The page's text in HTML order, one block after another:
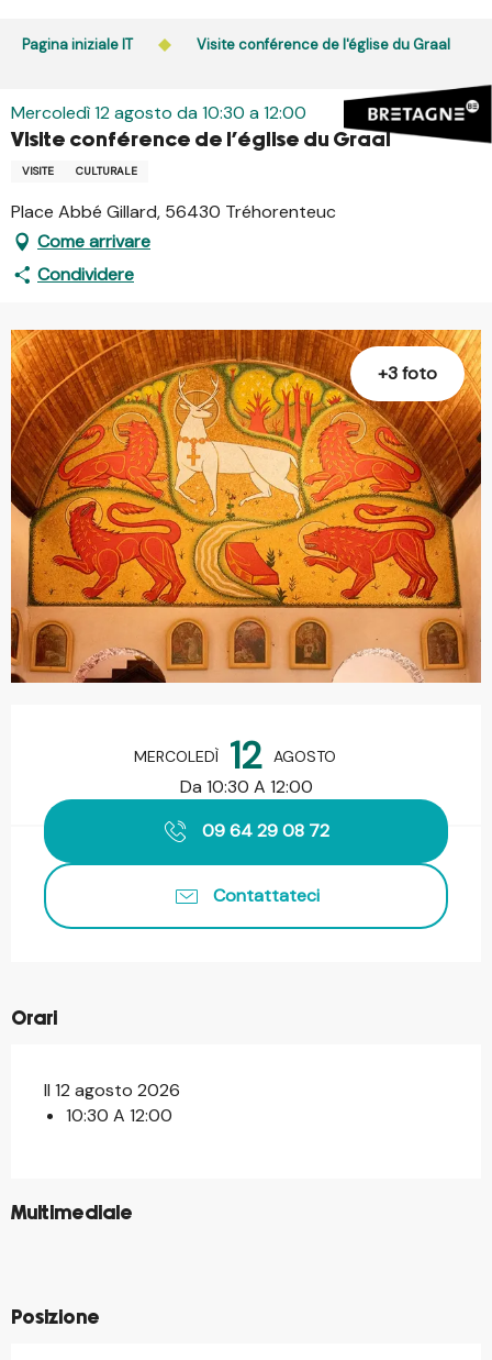
Pagina iniziale IT Visite conférence de l'église du Graal
Mercoledì 12 agosto da 10:30 a 12:00
Visite conférence de l'église du Graal
VISITE CULTURALE
Place Abbé Gillard, 56430 Tréhorenteuc
Come arrivare
Condividere
+3 foto
MERCOLEDÌ 12 AGOSTO
Da 10:30 A 12:00
09 64 29 08 72
Contattateci
Orari
Il 12 agosto 2026
10:30 A 12:00
Multimediale
©
©
Posizione